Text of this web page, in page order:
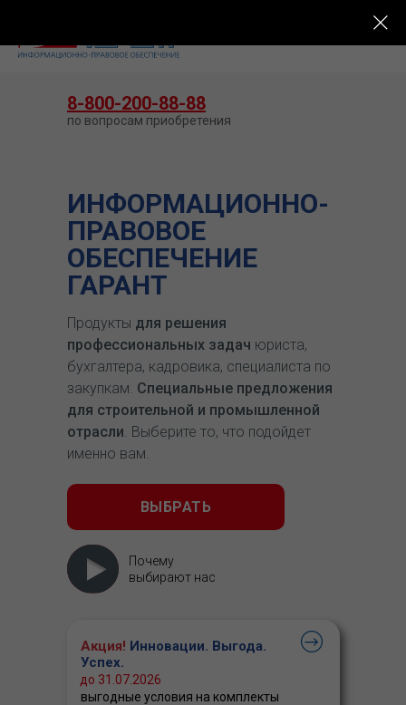
ИНФОРМАЦИОННО-
ПРАВОВОЕ
ОБЕСПЕЧЕНИЕ
ГАРАНТ
Продукты для решения
профессиональных задач юриста,
бухгалтера, кадровика, специалиста по
закупкам. Специальные предложения
для строительной и промышленной
отрасли. Выберите то, что подойдет
именно вам.
ВЫБРАТЬ
Почему
выбирают нас
Акция! Инновации. Выгода.
Успех.
выгодные условия на комплекты
до 31.07.2026
8-800-200-88-88
по вопросам приобретения